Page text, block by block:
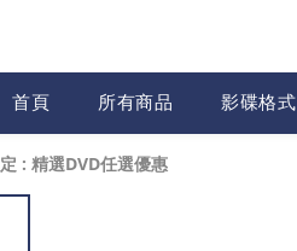
首頁 所有商品 影碟格式
: 精選DVD任選優惠